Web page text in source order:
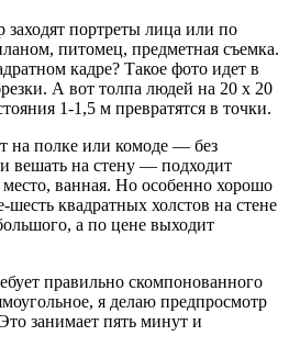
заходят портреты лица или по
питомец, предметная съемка.
кадре? Такое фото идет в
А вот толпа людей на 20 x 20
1-1,5 м превратятся в точки.
на полке или комоде — без
вешать на стену — подходит
место, ванная. Но особенно хорошо
шесть квадратных холстов на стене
а по цене выходит
правильно скомпонованного
я делаю предпросмотр
занимает пять минут и